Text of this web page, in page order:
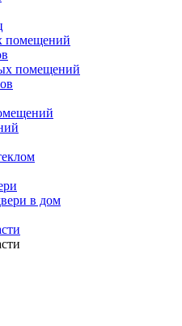
помещений
помещений
в дом